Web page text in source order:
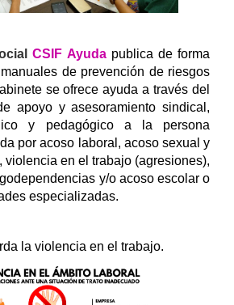
CSIF Ayudapublica de forma
de prevención de riesgos
se ofrece ayuda a través del
apoyo y asesoramiento sindical,
y pedagógico a la persona
por acoso laboral, acoso sexual y
violencia en el trabajo (agresiones),
y/o acoso escolar o
especializadas.
la violencia en el trabajo.